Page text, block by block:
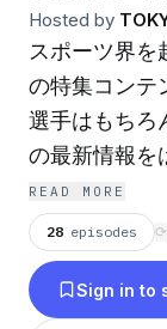
Hosted by
スポーツ界
の特集コンテ
選手はもちろ
の最新情報を
情報をお届け
READ MORE
28 episodes ⟳
Sign in to